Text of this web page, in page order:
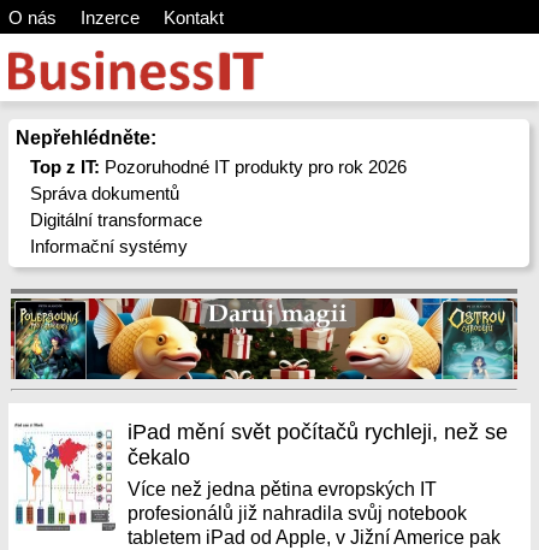
O nás Inzerce Kontakt
Nepřehlédněte:
Top z IT: Pozoruhodné IT produkty pro rok 2026
Správa dokumentů
Digitální transformace
Informační systémy
iPad mění svět počítačů rychleji, než se
čekalo
Více než jedna pětina evropských IT
profesionálů již nahradila svůj notebook
tabletem iPad od Apple, v Jižní Americe pak